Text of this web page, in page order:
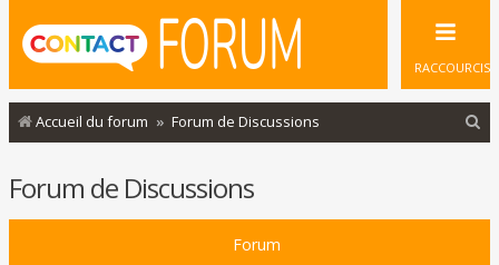
RACCOURCIS
Accueil du forum Forum de Discussions
Forum de Discussions
Forum